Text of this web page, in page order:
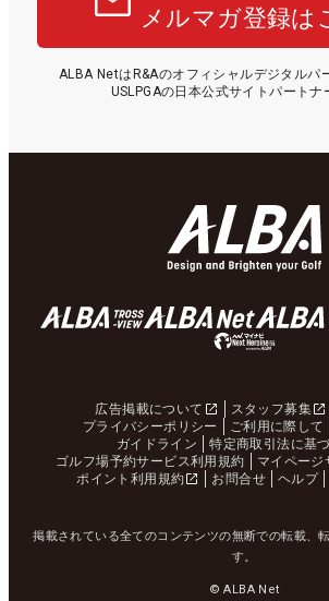
メルマガ登録は
ALBA NetはR&Aのオフィシャルデジタルパ
USLPGAの日本公式サイトパートナ
広告掲載について スタッフ募集
プライバシーポリシー
ご利用に際して
ガイドライン
特定商取引法に基
ゴルフ場予約サービス利用規約
マイページ
ポイント利用規約
お問合せ ヘルプ
掲載されている全てのコンテンツの無断での転載、
す。
© ALBA Net